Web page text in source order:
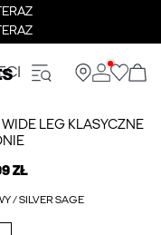
WIDE LEG KLASYCZNE
ZŁ
/ SILVER SAGE